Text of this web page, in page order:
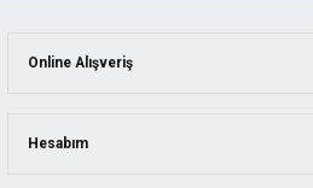
Online Alışveriş
Hesabım